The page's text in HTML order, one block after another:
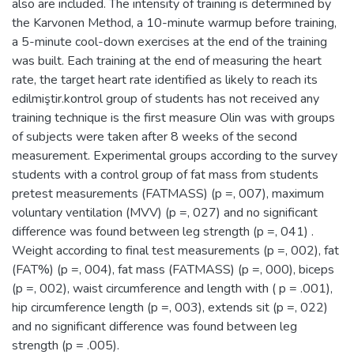
also are included. The intensity of training is determined by
the Karvonen Method, a 10-minute warmup before training,
a 5-minute cool-down exercises at the end of the training
was built. Each training at the end of measuring the heart
rate, the target heart rate identified as likely to reach its
edilmiştir.kontrol group of students has not received any
training technique is the first measure Olin was with groups
of subjects were taken after 8 weeks of the second
measurement. Experimental groups according to the survey
students with a control group of fat mass from students
pretest measurements (FATMASS) (p =, 007), maximum
voluntary ventilation (MVV) (p =, 027) and no significant
difference was found between leg strength (p =, 041) .
Weight according to final test measurements (p =, 002), fat
(FAT%) (p =, 004), fat mass (FATMASS) (p =, 000), biceps
(p =, 002), waist circumference and length with ( p = .001),
hip circumference length (p =, 003), extends sit (p =, 022)
and no significant difference was found between leg
strength (p = .005).